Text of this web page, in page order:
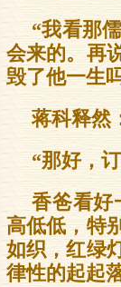
“我看那
会来的。再
毁了他一生
蒋科释然
“那好，
香爸看好
高低低，特
如织，红绿
律性的起起